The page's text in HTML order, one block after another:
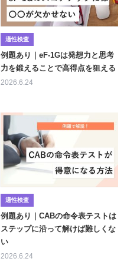
適性検査
例題あり｜eF-1Gは発想力と思考
力を鍛えることで高得点を狙える
2026.6.24
適性検査
例題あり｜CABの命令表テストは
ステップに沿って解けば難しくな
い
2026.6.24